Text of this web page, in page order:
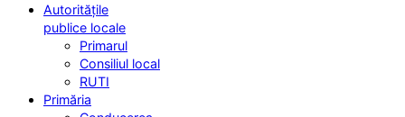
Autoritățile
publice locale
Primarul
Consiliul local
RUTI
Primăria